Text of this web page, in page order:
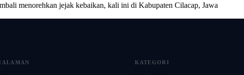
menorehkan jejak kebaikan, kali ini di Kabupaten Cilacap, Jawa
KATEGORI